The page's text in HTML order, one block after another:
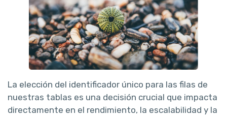
La elección del identificador único para las filas de
nuestras tablas es una decisión crucial que impacta
directamente en el rendimiento, la escalabilidad y la